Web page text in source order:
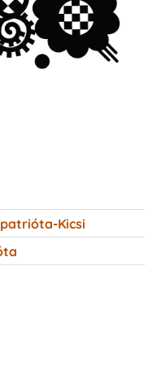
Kicsi